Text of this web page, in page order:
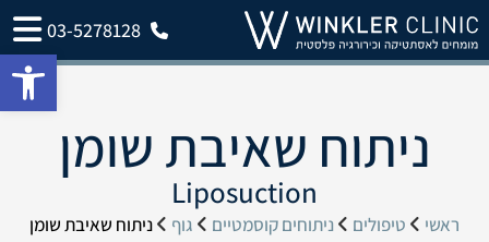
03-5278128
ניתוח שאיבת שומן
Liposuction
ראשי טיפולים ניתוחים קוסמטיים גוף ניתוח שאיבת שומן